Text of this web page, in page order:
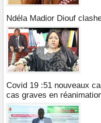
Ndéla Madior Diouf
Covid 19 :51 nouveaux
cas graves en